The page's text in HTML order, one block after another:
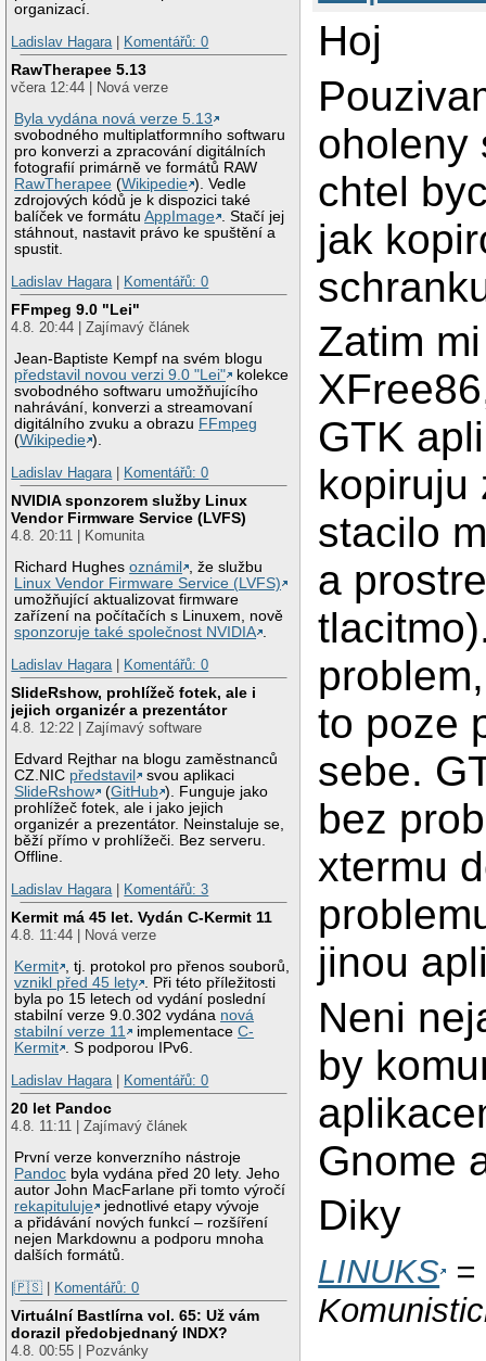
organizací.
Ladislav Hagara
Komentářů: 0
RawTherapee 5.13
včera 12:44 | Nová verze
Byla vydána nová verze 5.13
svobodného multiplatformního softwaru
pro konverzi a zpracování digitálních
fotografií primárně ve formátů RAW
RawTherapee (Wikipedie ). Vedle
zdrojových kódů je k dispozici také
balíček ve formátuAppImage . Stačí jej
stáhnout, nastavit právo ke spuštění a
spustit.
Ladislav Hagara
Komentářů: 0
FFmpeg 9.0 "Lei"
4.8. 20:44 | Zajímavý článek
Jean-Baptiste Kempf na svém blogu
představil novou verzi 9.0 "Lei"
kolekce
svobodného softwaru umožňujícího
nahrávání, konverzi a streamovaní
digitálního zvuku a obrazu FFmpeg
(Wikipedie ).
Ladislav Hagara
Komentářů: 0
NVIDIA sponzorem služby Linux
Vendor Firmware Service (LVFS)
4.8. 20:11 | Komunita
Richard Hughesoznámil
, že službu
Linux Vendor Firmware Service (LVFS)
umožňující aktualizovat firmware
zařízení na počítačích s Linuxem, nově
sponzoruje také společnost NVIDIA .
Ladislav Hagara | Komentářů: 0
SlideRshow, prohlížeč fotek, ale i
jejich organizér a prezentátor
4.8. 12:22 | Zajímavý software
Edvard Rejthar na blogu zaměstnanců
CZ.NIC představil
svou aplikaci
SlideRshow
(GitHub ). Funguje jako
prohlížeč fotek, ale i jako jejich
organizér a prezentátor. Neinstaluje se,
běží přímo v prohlížeči. Bez serveru.
Offline.
Ladislav Hagara | Komentářů: 3
Kermit má 45 let. Vydán C-Kermit 11
4.8. 11:44 | Nová verze
Kermit , tj. protokol pro přenos souborů,
vznikl před 45 lety . Při této příležitosti
byla po 15 letech od vydání poslední
stabilní verze 9.0.302 vydána nová
stabilní verze 11
implementaceC-
Kermit . S podporou IPv6.
Ladislav Hagara | Komentářů: 0
20 let Pandoc
4.8. 11:11 | Zajímavý článek
První verze konverzního nástroje
Pandoc byla vydána před 20 lety. Jeho
autor John MacFarlane při tomto výročí
rekapituluje
jednotlivé etapy vývoje
a přidávání nových funkcí – rozšíření
nejen Markdownu a podporu mnoha
dalších formátů.
|🇵🇸 | Komentářů: 0
Virtuální Bastlírna vol. 65: Už vám
dorazil předobjednaný INDX?
4.8. 00:55 | Pozvánky
Hoj
oholeny
chtel
jak
Zatim
GTK
kopiruju
stacilo
a
to poze
sebe.
bez
xtermu
jinou
Neni
by
Gnome
Diky
LINUKS =